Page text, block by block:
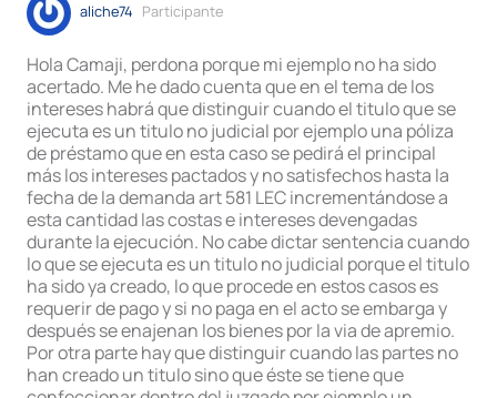
aliche74 Participante
Hola Camaji, perdona porque mi ejemplo no ha sido
acertado. Me he dado cuenta que en el tema de los
intereses habrá que distinguir cuando el titulo que se
ejecuta es un titulo no judicial por ejemplo una póliza
de préstamo que en esta caso se pedirá el principal
más los intereses pactados y no satisfechos hasta la
fecha de la demanda art 581 LEC incrementándose a
esta cantidad las costas e intereses devengadas
durante la ejecución. No cabe dictar sentencia cuando
lo que se ejecuta es un titulo no judicial porque el titulo
ha sido ya creado, lo que procede en estos casos es
requerir de pago y si no paga en el acto se embarga y
después se enajenan los bienes por la via de apremio.
Por otra parte hay que distinguir cuando las partes no
han creado un titulo sino que éste se tiene que